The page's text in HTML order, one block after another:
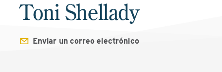
Toni Shellady
Enviar un correo electrónico